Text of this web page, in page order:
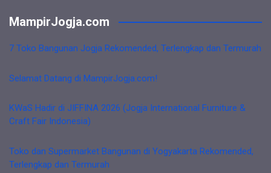
MampirJogja.com
7 Toko Bangunan Jogja Rekomended, Terlengkap dan Termurah
Selamat Datang di MampirJogja.com!
KWaS Hadir di JIFFINA 2026 (Jogja International Furniture &
Craft Fair Indonesia)
Toko dan Supermarket Bangunan di Yogyakarta Rekomended,
Terlengkap dan Termurah